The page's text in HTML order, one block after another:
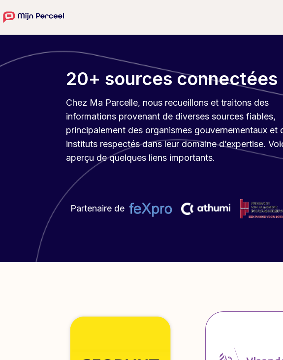
20+ sources connectées
Chez Ma Parcelle, nous recueillons et traitons des
informations provenant de diverses sources fiables,
principalement des organismes gouvernementaux et
instituts respectés dans leur domaine d’expertise.
aperçu de quelques liens importants.
Partenaire de